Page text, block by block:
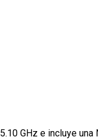
GHz e incluye